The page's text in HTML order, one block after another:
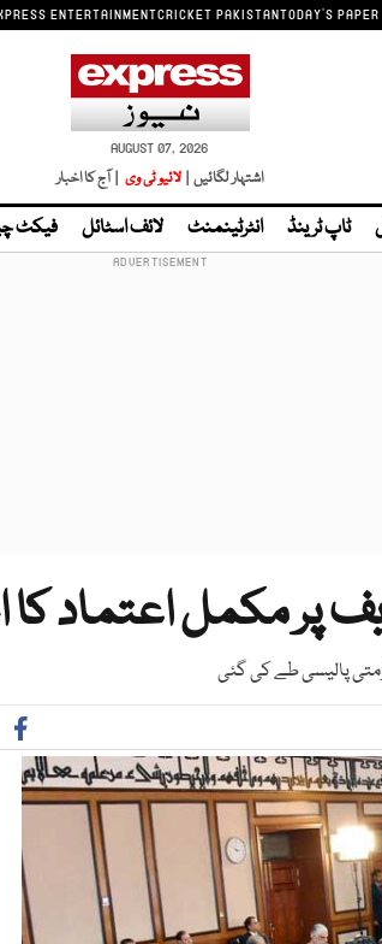
ENTERTAINMENTCRICKET PAKISTANTODAY'S PAPER
AUGUST 07, 2026
اشتہار لگائیں | لائیو ٹی وی | آج کا اخبار
ٹاپ ٹرینڈ انٹرٹینمنٹ لائف اسٹائل فیکٹ
پر مکمل اعتماد کا
پالیسی طے کی گئی